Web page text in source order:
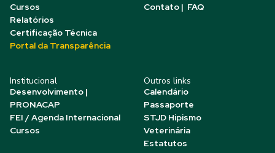
Cursos
Relatórios
Certificação Técnica
Portal da Transparência
Contato | FAQ
Institucional
Desenvolvimento |
PRONACAP
FEI / Agenda Internacional
Cursos
Outros links
Calendário
Passaporte
STJD Hipismo
Veterinária
Estatutos